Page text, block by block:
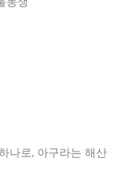
나로, 아구라는 해산